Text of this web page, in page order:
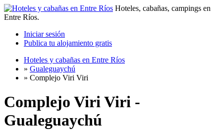
Hoteles, cabañas, campings en
Entre Ríos.
Iniciar sesión
Publica tu alojamiento gratis
Hoteles y cabañas en Entre Ríos
» Gualeguaychú
» Complejo Viri Viri
Complejo Viri Viri -
Gualeguaychú